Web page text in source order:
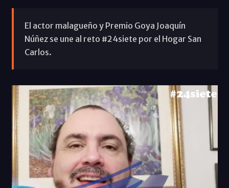
El actor malagueño y Premio Goya Joaquín
Núñez se une al reto #24siete por el Hogar San
Carlos.